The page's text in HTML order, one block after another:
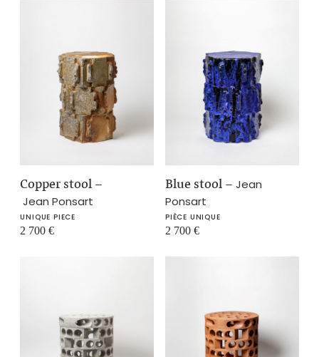
Copper stool –
Jean Ponsart
UNIQUE PIECE
2 700€
Blue stool – Jean
Ponsart
PIÈCE UNIQUE
2 700 €